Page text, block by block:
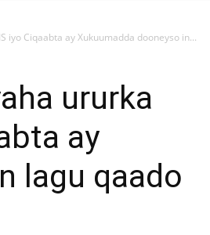
iyo Ciqaabta ay Xukuumadda dooneyso in...
ururka
ay
lagu qaado